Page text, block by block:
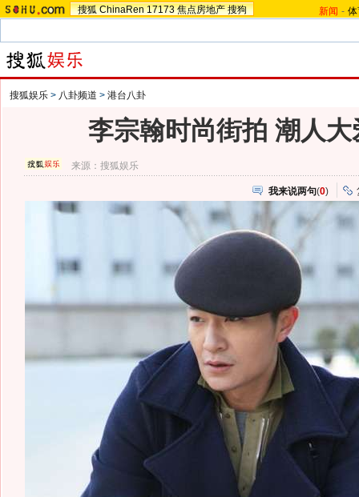
搜狐 ChinaRen 17173 焦点房地产 搜狗 新闻 -
搜狐娱乐 > 八卦频道 > 港台八卦
李宗翰时尚街拍 潮人
来源：搜狐娱乐
我来说两句(0)